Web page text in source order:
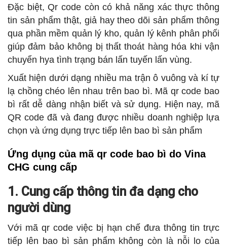
Đặc biệt, Qr code còn có khả năng xác thực thông
tin sản phẩm thật, giả hay theo dõi sản phẩm thông
qua phần mềm quản lý kho, quản lý kênh phân phối
giúp đảm bảo không bị thất thoát hàng hóa khi vận
chuyển hya tình trạng bán lấn tuyến lấn vùng.
Xuất hiện dưới dạng nhiều ma trận ô vuông và kí tự
lạ chồng chéo lên nhau trên bao bì. Mã qr code bao
bì rất dễ dàng nhận biết và sử dụng. Hiện nay, mã
QR code đã và đang được nhiều doanh nghiệp lựa
chọn và ứng dụng trực tiếp lên bao bì sản phẩm
Ứng dụng của mã qr code bao bì do Vina
CHG cung cấp
1. Cung cấp thông tin đa dạng cho
người dùng
Với mã qr code việc bị hạn chế đưa thông tin trực
tiếp lên bao bì sản phẩm không còn là nỗi lo của